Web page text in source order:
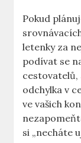
Pokud
letenky za
podívat se
cestovatelů,
odchylka v
ve vašich
si „necháte